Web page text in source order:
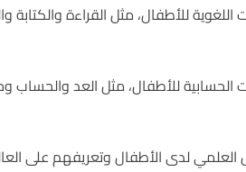
للأطفال، مثل القراءة والكتابة
للأطفال، مثل العد والحساب
لدى الأطفال وتعريفهم على